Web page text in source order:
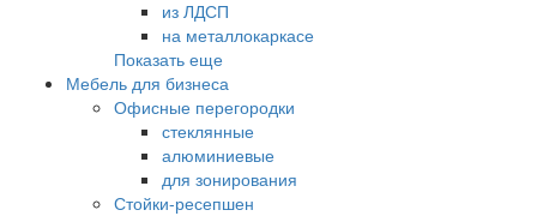
из ЛДСП
на металлокаркасе
Показать еще
Мебель для бизнеса
Офисные перегородки
стеклянные
алюминиевые
для зонирования
Стойки-ресепшен